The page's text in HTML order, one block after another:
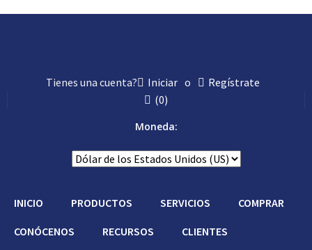
Tienes una cuenta? Iniciar o
Regístrate
(0)
Moneda:
INICIO PRODUCTOS SERVICIOS COMPRAR
CONÓCENOS RECURSOS CLIENTES